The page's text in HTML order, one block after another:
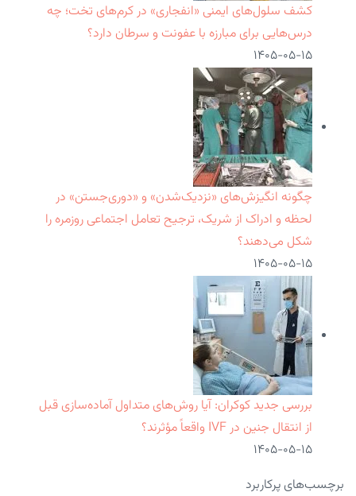
کشف سلول‌های ایمنی «انفجاری» در کرم‌های تخت؛ چه
درس‌هایی برای مبارزه با عفونت و سرطان دارد؟
۱۴۰۵-۰۵-۱۵
چگونه انگیزش‌های «نزدیک‌شدن» و «دوری‌جستن» در
لحظه و ادراک از شریک، ترجیح تعامل اجتماعی روزمره را
شکل می‌دهند؟
۱۴۰۵-۰۵-۱۵
بررسی جدید کوکران: آیا روش‌های متداول آماده‌سازی قبل
از انتقال جنین در IVF واقعاً مؤثرند؟
۱۴۰۵-۰۵-۱۵
برچسب‌های پرکاربرد